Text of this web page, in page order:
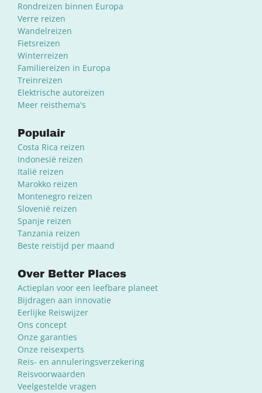
Rondreizen binnen Europa
Verre reizen
Wandelreizen
Fietsreizen
Winterreizen
Familiereizen in Europa
Treinreizen
Elektrische autoreizen
Meer reisthema's
Populair
Costa Rica reizen
Indonesië reizen
Italië reizen
Marokko reizen
Montenegro reizen
Slovenië reizen
Spanje reizen
Tanzania reizen
Beste reistijd per maand
Over Better Places
Actieplan voor een leefbare planeet
Bijdragen aan innovatie
Eerlijke Reiswijzer
Ons concept
Onze garanties
Onze reisexperts
Reis- en annuleringsverzekering
Reisvoorwaarden
Veelgestelde vragen